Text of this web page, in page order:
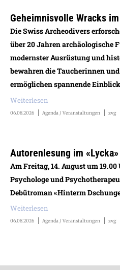
Geheimnisvolle Wracks
Die Swiss Archeodivers
über 20 Jahren archäologische
modernster Ausrüstung und
bewahren die Taucherinnen
ermöglichen spannende
Weiterlesen
06.08.2026 Agenda / Veranstaltungen zvg
Autorenlesung im «Lycka»
Am Freitag, 14. August um
Psychologe und
Debütroman «Hinterm
Weiterlesen
06.08.2026 Agenda / Veranstaltungen zvg